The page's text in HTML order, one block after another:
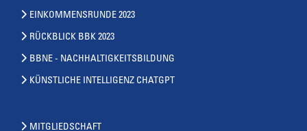
EINKOMMENSRUNDE 2023
RÜCKBLICK BBK 2023
BBNE - NACHHALTIGKEITSBILDUNG
KÜNSTLICHE INTELLIGENZ CHATGPT
MITGLIEDSCHAFT